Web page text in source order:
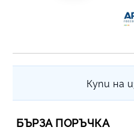
Купи на
БЪРЗА ПОРЪЧКА